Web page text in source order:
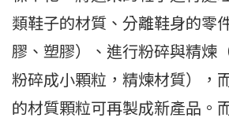
類鞋子的材質、分離鞋身的零
膠、塑膠）、進行粉碎與精煉
粉碎成小顆粒，精煉材質），
的材質顆粒可再製成新產品。